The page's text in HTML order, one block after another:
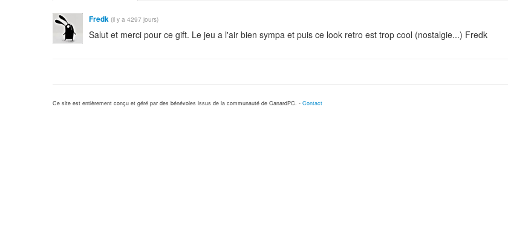
Fredk (il y a 4297 jours)
Salut et merci pour ce gift. Le jeu a l'air bien sympa et puis ce look retro est trop cool (nostalgie...) Fredk
Ce site est entièrement conçu et géré par des bénévoles issus de la communauté de CanardPC. - Contact